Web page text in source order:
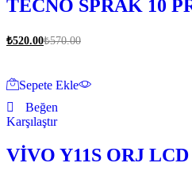
TECNO SPRAK 10
₺520.00₺570.00
Sepete Ekle
Beğen
Karşılaştır
VİVO Y11S ORJ LCD